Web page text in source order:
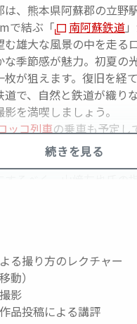
は、熊本県阿蘇郡の立野
で結ぶ「
南阿蘇鉄道
む雄大な風景の中を走る
な季節感が魅力。初夏の
枚が狙えます。復旧を経
道で、自然と鉄道が織り
を満喫しましょう。
ッコ列車の乗車も予定し
らではの数少ないシャッ
作品は、後日投稿いた
講評も受けられます。（
】
場合があります。予めご
立野駅 駅前のロータリ
続きを見る
る撮り方のレクチャー
動）
影
品投稿による講評